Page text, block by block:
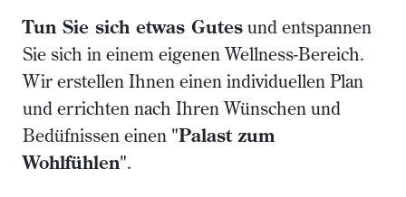
Tun Sie sich etwas Gutes und entspannen
Sie sich in einem eigenen Wellness-Bereich.
Wir erstellen Ihnen einen individuellen Plan
und errichten nach Ihren Wünschen und
Bedüfnissen einen "Palast zum
Wohlfühlen".